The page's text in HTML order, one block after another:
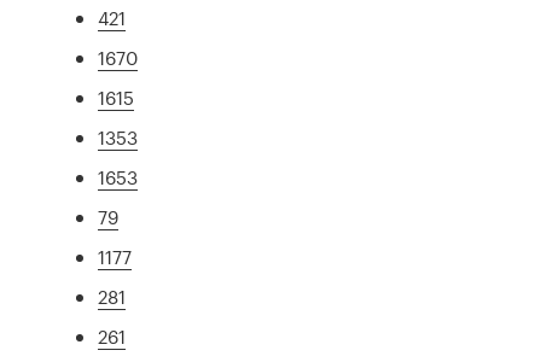
421
1670
1615
1353
1653
79
1177
281
261